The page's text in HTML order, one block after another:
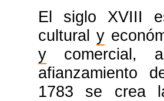
El siglo XVIII
culturaly
y comercial,
afianzamiento
1783 se crea